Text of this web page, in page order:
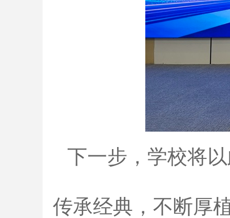
下一步，学校将
传承经典，不断厚